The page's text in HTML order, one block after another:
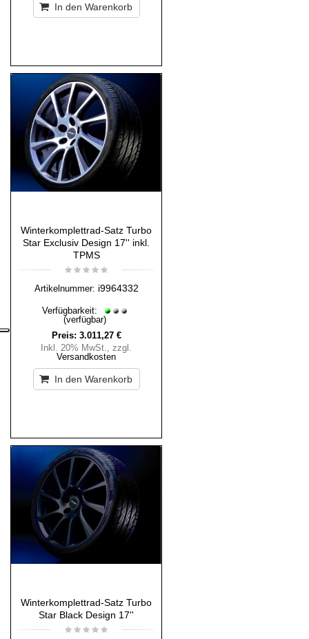
In den Warenkorb
Winterkomplettrad-Satz Turbo
Star Exclusiv Design 17'' inkl.
TPMS
Artikelnummer: i9964332
Verfügbarkeit:
(verfügbar)
Preis: 3.011,27 €
Inkl. 20% MwSt., zzgl.
Versandkosten
In den Warenkorb
Winterkomplettrad-Satz Turbo
Star Black Design 17''